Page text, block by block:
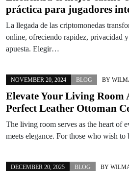
práctica para jugadores
La llegada de las criptomonedas
online, ofreciendo rapidez, privacidad
apuesta. Elegir…
NOVEMBER 20, 2024 BLOG BY
Elevate Your Living Room
Perfect Leather Ottoman
The living room serves as the heart of
meets elegance. For those who wish
DECEMBER 20, 2025 BLOG BY